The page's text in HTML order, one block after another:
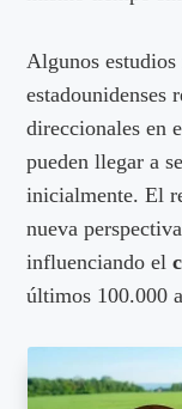
Algunos
estadounidenses
direccionales en
pueden llegar a
inicialmente. El
nueva
influenciando el
últimos 100.000